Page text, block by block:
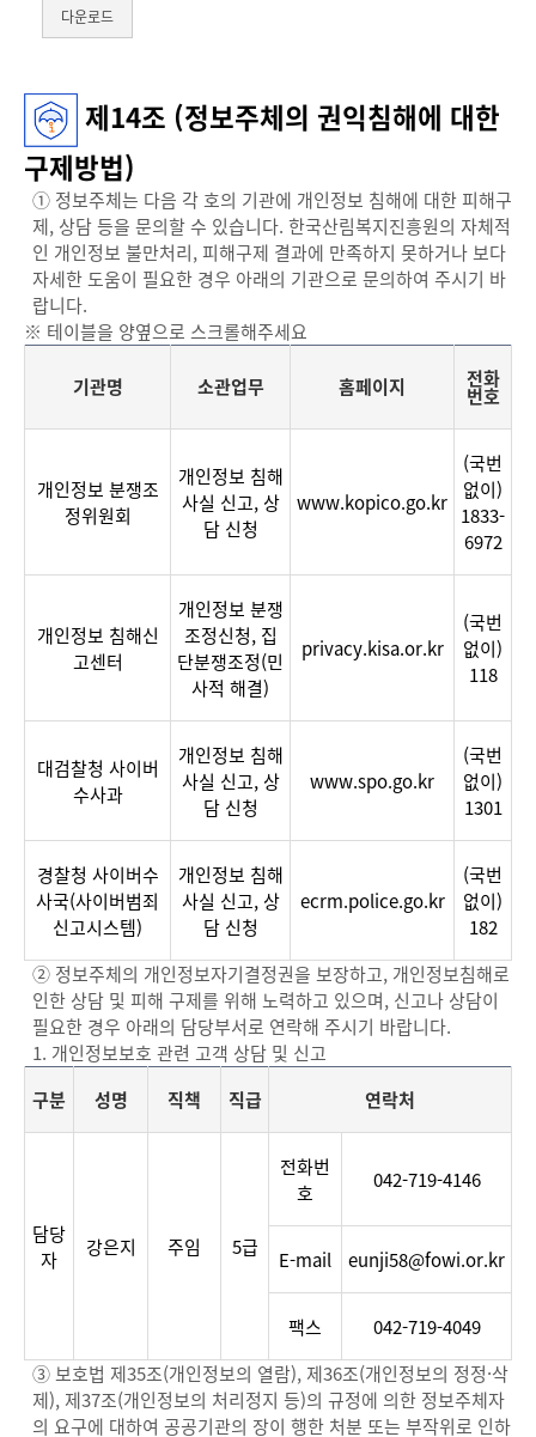
다운로드
제14조 (정보주체의 권익침해에 대한
구제방법)
① 정보주체는 다음 각 호의 기관에 개인정보 침해에 대한 피해구
제, 상담 등을 문의할 수 있습니다. 한국산림복지진흥원의 자체적
인 개인정보 불만처리, 피해구제 결과에 만족하지 못하거나 보다
자세한 도움이 필요한 경우 아래의 기관으로 문의하여 주시기 바
랍니다.
※ 테이블을 양옆으로 스크롤해주세요
별
부
담
처,
메
일
기관명 소관업무 홈페이지 전화
번호
개인정보 분쟁조
정위원회
개인정보 침해
사실 신고, 상
담 신청
www.kopico.go.kr
(국번
없이)
1833-
6972
개인정보 침해신
고센터
개인정보 분쟁
조정신청, 집
단분쟁조정(민
사적 해결)
privacy.kisa.or.kr
(국번
없이)
118
대검찰청 사이버
수사과
개인정보 침해
사실 신고, 상
담 신청
www.spo.go.kr
(국번
없이)
1301
경찰청 사이버수
사국(사이버범죄
신고시스템)
개인정보 침해
사실 신고, 상
담 신청
ecrm.police.go.kr
(국번
없이)
182
② 정보주체의 개인정보자기결정권을 보장하고, 개인정보침해로
인한 상담 및 피해 구제를 위해 노력하고 있으며, 신고나 상담이
필요한 경우 아래의 담당부서로 연락해 주시기 바랍니다.
1. 개인정보보호 관련 고객 상담 및 신고
담
당
자,
연
구분 성명 직책 직급 연락처
담당
자
강은지 주임 5급
전화번
호
042-719-4146
E-mail eunji58@fowi.or.kr
팩스
042-719-4049
③ 보호법 제35조(개인정보의 열람), 제36조(개인정보의 정정·삭
제), 제37조(개인정보의 처리정지 등)의 규정에 의한 정보주체자
의 요구에 대하여 공공기관의 장이 행한 처분 또는 부작위로 인하